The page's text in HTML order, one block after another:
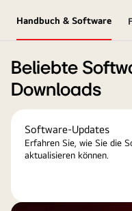
Handbuch & Software
Beliebte
Downloads
Software-Updates
Erfahren Sie, wie Sie die
aktualisieren können.